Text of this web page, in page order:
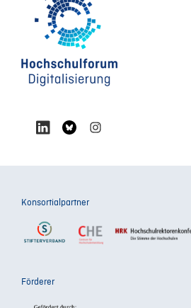
Konsortialpartner
Förderer